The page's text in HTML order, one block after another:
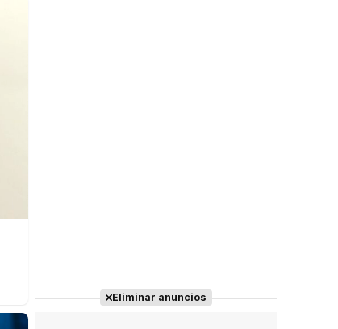
Eliminar anuncios